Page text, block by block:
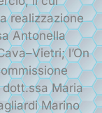
realizzazione
Antonella
l’On
dott.ssa Maria
Marino